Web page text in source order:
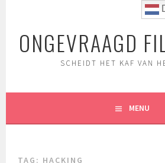
inhoudONGEVRAAGD
SCHEIDT HET KAF VAN
MENU
TAG: HACKING